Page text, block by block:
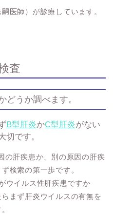
医師）が診療しています。
査
どうか調べます。
B型肝炎かC型肝炎がない
切です。
の肝疾患か、別の原因の肝疾
検索の第一歩です。
ウイルス性肝疾患ですか
まず肝炎ウイルスの有無を